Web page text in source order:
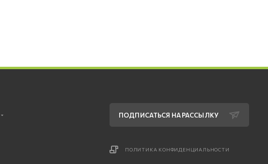
ПОДПИСАТЬСЯ НА РАССЫЛКУ
ПОЛИТИКА КОНФИДЕНЦИАЛЬНОСТИ